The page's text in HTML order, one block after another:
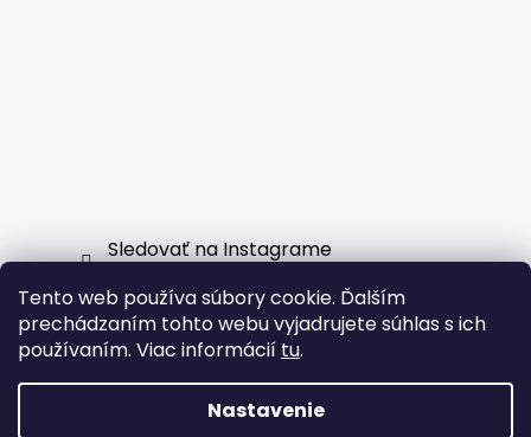
Tento web používa súbory cookie. Ďalším
prechádzaním tohto webu vyjadrujete súhlas s ich
používaním. Viac informácií tu.
Nastavenie
Sledovať na Instagrame
Facebook